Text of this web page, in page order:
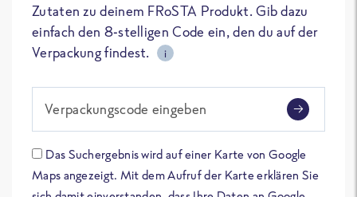
Zutaten zu deinem FRoSTA Produkt. Gib dazu
einfach den 8-stelligen Code ein, den du auf der
Verpackung findest.
i
Verpackungscode eingeben
Das Suchergebnis wird auf einer Karte von Google
Maps angezeigt. Mit dem Aufruf der Karte erklären Sie